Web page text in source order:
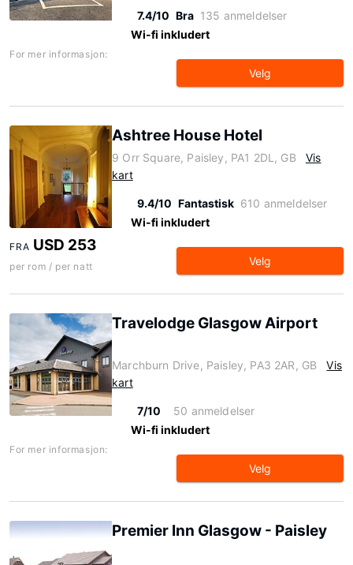
7.4/10 Bra 135 anmeldelser
Wi-fi inkludert
For mer informasjon:
Velg
Ashtree House Hotel
9 Orr Square, Paisley, PA1 2DL, GB
Vis
kart
9.4/10 Fantastisk 610 anmeldelser
Wi-fi inkludert
FRA USD 253
per rom / per natt Velg
Travelodge Glasgow Airport
Marchburn Drive, Paisley, PA3 2AR, GB
Vis
kart
7/10
50 anmeldelser
Wi-fi inkludert
For mer informasjon:
Velg
Premier Inn Glasgow - Paisley